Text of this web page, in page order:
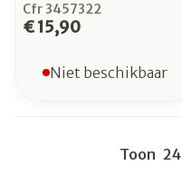
Cfr 3457322
€ 15,90
Niet beschikbaar
Toon